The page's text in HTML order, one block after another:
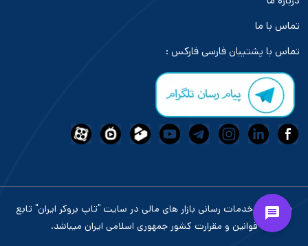
تماس با ما
تماس با پشتیبان فارسی فارکس :
فعالیت و خدمات رسانی بازار های مالی در سایت "تاپ بروکر ایران" تابع
قوانین و مقرارت کشور جمهوری اسلامی ایران میباشد.